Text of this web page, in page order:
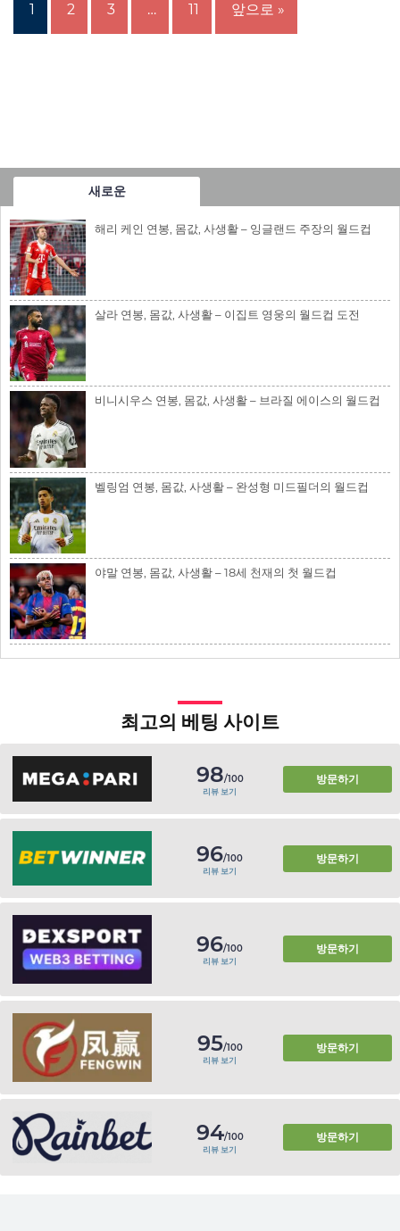
1 2 3 … 11 앞으로 »
새로운
해리 케인 연봉, 몸값, 사생활 – 잉글랜드 주장의 월드컵
살라 연봉, 몸값, 사생활 – 이집트 영웅의 월드컵 도전
비니시우스 연봉, 몸값, 사생활 – 브라질 에이스의 월드컵
벨링엄 연봉, 몸값, 사생활 – 완성형 미드필더의 월드컵
야말 연봉, 몸값, 사생활 – 18세 천재의 첫 월드컵
최고의 베팅 사이트
98/100
리뷰 보기
방문하기
96/100
리뷰 보기
방문하기
96/100
리뷰 보기
방문하기
95/100
리뷰 보기
방문하기
94/100
리뷰 보기
방문하기